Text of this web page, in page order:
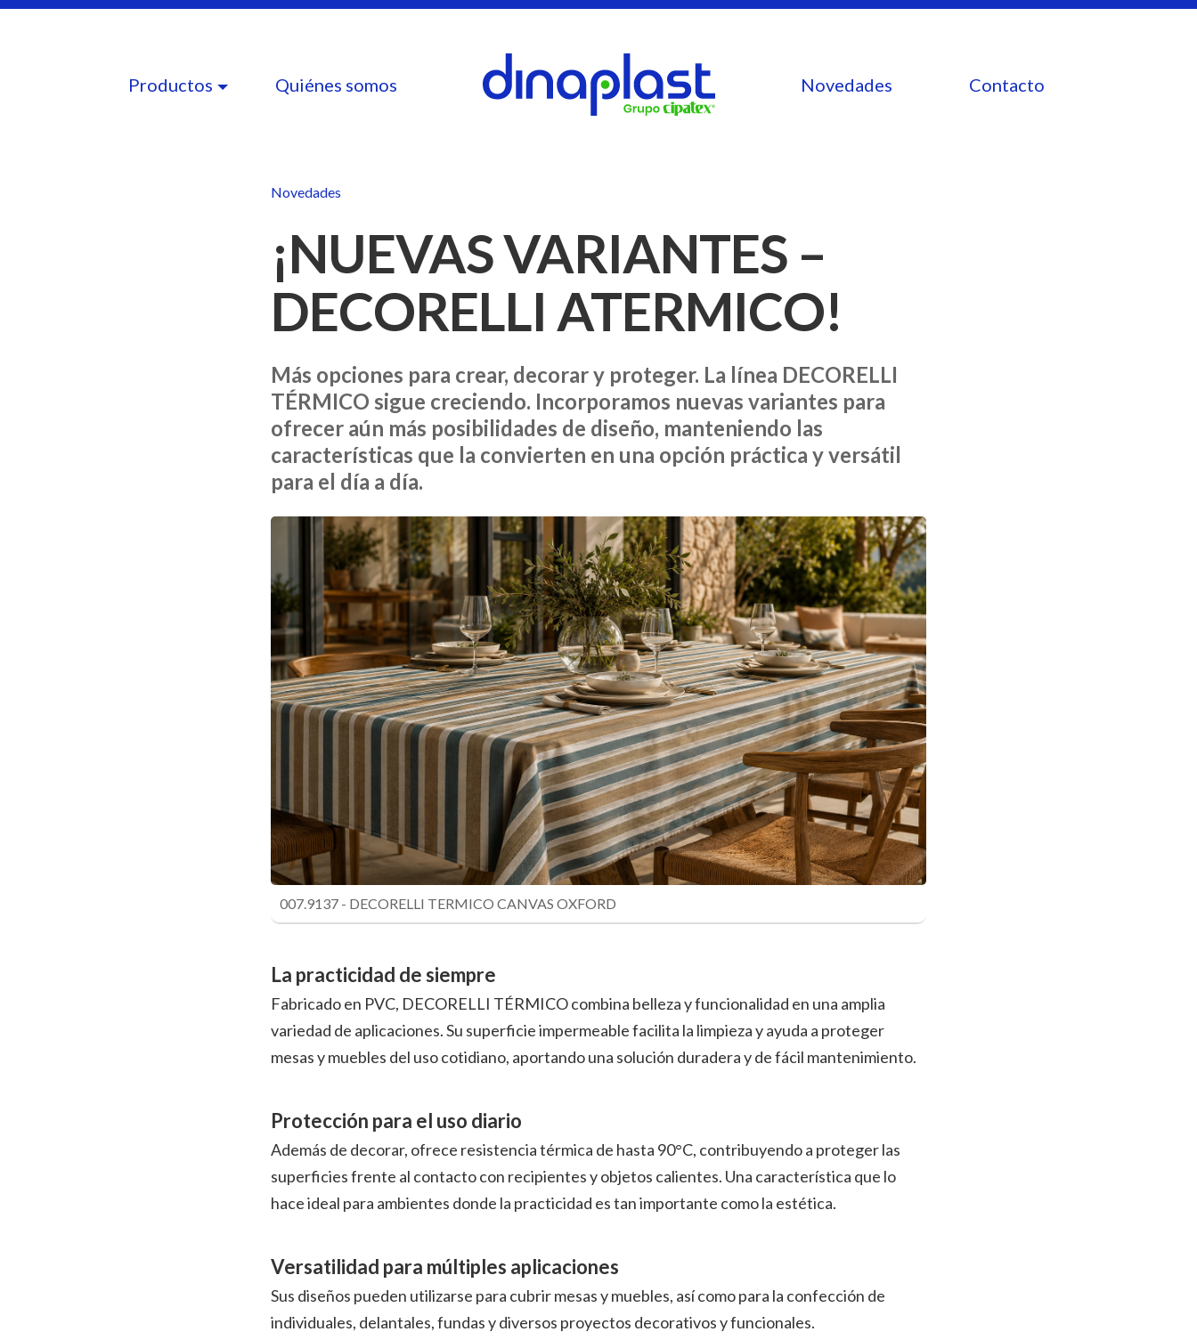
Productos Quiénes somos Novedades Contacto
Novedades
¡NUEVAS VARIANTES –
DECORELLI ATERMICO!
Más opciones para crear, decorar y proteger. La línea DECORELLI
TÉRMICO sigue creciendo. Incorporamos nuevas variantes para
ofrecer aún más posibilidades de diseño, manteniendo las
características que la convierten en una opción práctica y versátil
para el día a día.
007.9137 - DECORELLI TERMICO CANVAS OXFORD
La practicidad de siempre
Fabricado en PVC, DECORELLI TÉRMICO combina belleza y funcionalidad en una amplia
variedad de aplicaciones. Su superficie impermeable facilita la limpieza y ayuda a proteger
mesas y muebles del uso cotidiano, aportando una solución duradera y de fácil mantenimiento.
Protección para el uso diario
Además de decorar, ofrece resistencia térmica de hasta 90°C, contribuyendo a proteger las
superficies frente al contacto con recipientes y objetos calientes. Una característica que lo
hace ideal para ambientes donde la practicidad es tan importante como la estética.
Versatilidad para múltiples aplicaciones
Sus diseños pueden utilizarse para cubrir mesas y muebles, así como para la confección de
individuales, delantales, fundas y diversos proyectos decorativos y funcionales.